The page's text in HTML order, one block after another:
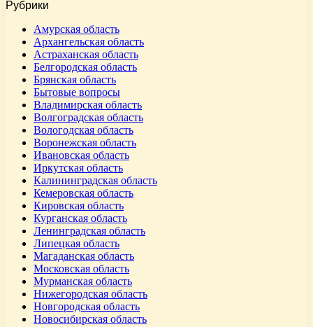
Рубрики
Амурская область
Архангельская область
Астраханская область
Белгородская область
Брянская область
Бытовые вопросы
Владимирская область
Волгоградская область
Вологодская область
Воронежская область
Ивановская область
Иркутская область
Калининградская область
Кемеровская область
Кировская область
Курганская область
Ленинградская область
Липецкая область
Магаданская область
Московская область
Мурманская область
Нижегородская область
Новгородская область
Новосибирская область